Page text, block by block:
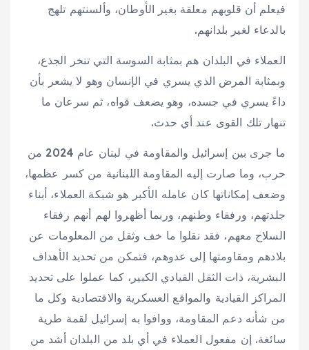
فيعلم أن قلوبهم معلقة بغير الأوطان، وألسنتهم تلهج
بالدعاء لغير بلدانهم.
العملاء في البلدان هم بمثابة السوسة التي تنخر الجذع،
وبمثابة المرض الذي يسري في الإنسان وهو لا يشعر بأن
داءً يسري في جسده، وهو يضعف قواه، ثم سرعان ما
تنهار تلك القوى عند أي حدث.
ما جرى بين إسرائيل والمقاومة في لبنان عام 2024 من
حرب، وما صارت إليه المقاومة اللبنانية من كسر عظمها،
وضعف إمكاناتها كان عامله الأكبر هو شبكة العملاء، أبناء
جلدتهم، ورفقاء وطنهم، وربما أظهروا لهم أنهم رفقاء
السلاح معهم، فقد نقلوا ما خف وثقل من المعلومات عن
بلادهم ومقاومتها إلى عدوهم، فتمكن من تحديد الأهداف
البشرية، ذات الثقل القيادي الكبير، كما عملوا على تحديد
المراكز القيادية والمواقع العسكرية والاقتصادية وكل ما
من شأنه دعم المقاومة، ووافوا به إسرائيل لقمة طرية
سائغة. إن مفعول العملاء في أي بلد من البلدان أشد من